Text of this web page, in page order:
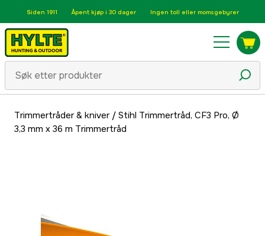
Siden 1911 Åpent kjøp i 30 dager Ingen toll eller momsgebyrer
Trimmertråder & kniver/ Stihl Trimmertråd, CF3 Pro, Ø
3,3 mm x 36 m Trimmertråd